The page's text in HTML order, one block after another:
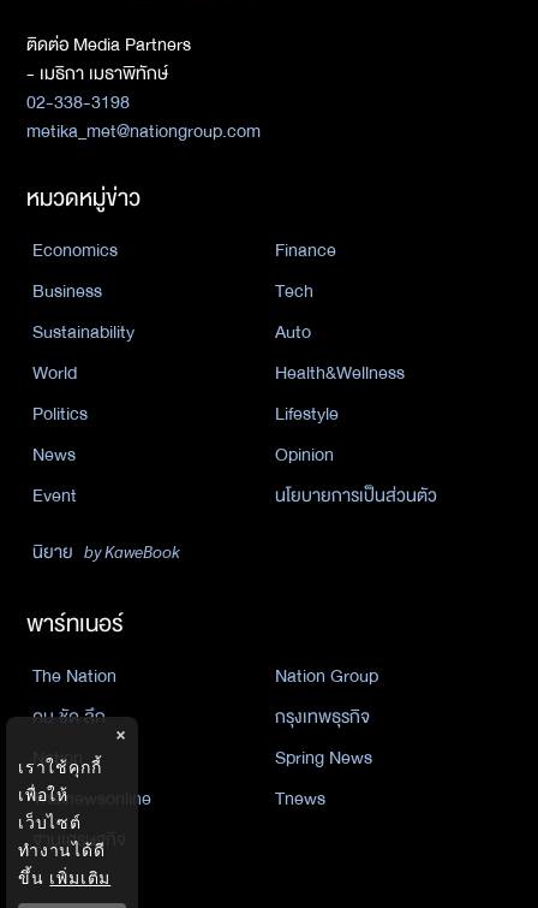
ติดต่อ Media Partners
- เมธิกา เมธาพิทักษ์
02-338-3198
metika_met@nationgroup.com
หมวดหมู่ข่าว
Economics
Finance
Business
Tech
Sustainability
Auto
World
Health&Wellness
Politics
Lifestyle
News
Opinion
Event
นโยบายการเป็นส่วนตัว
นิยาย by KaweBook
พาร์ทเนอร์
The Nation
Nation Group
คม ชัด ลึก
กรุงเทพธุรกิจ
Nation
Spring News
Thainewsonline
Tnews
ฐานเศรษฐกิจ
×
เราใช้คุกกี้
เพื่อให้
เว็บไซต์
ทำงานได้ดี
ขึ้น เพิ่มเติม